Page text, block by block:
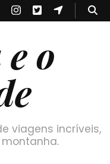
o
viagens incríveis,